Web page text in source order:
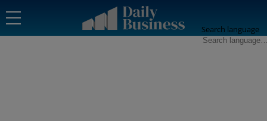
Search language